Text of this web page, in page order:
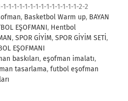
1-1-1-1-1-1-1-1-1-1-1-1-1-1-2-2
, Basketbol Warm up, BAYAN
EŞOFMANI, Hentbol
, SPOR GİYİM, SPOR GİYİM SETİ,
EŞOFMANI
baskıları, eşofman imalatı,
tasarlama, futbol eşofman